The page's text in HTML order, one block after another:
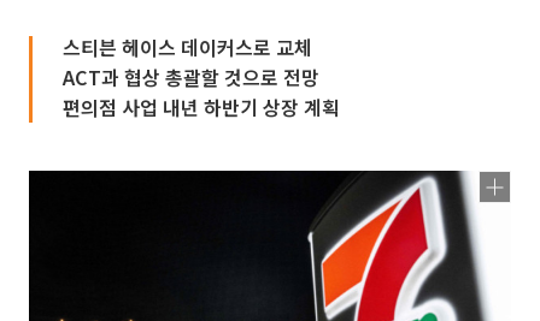
스티븐 헤이스 데이커스로 교체
ACT과 협상 총괄할 것으로 전망
편의점 사업 내년 하반기 상장 계획